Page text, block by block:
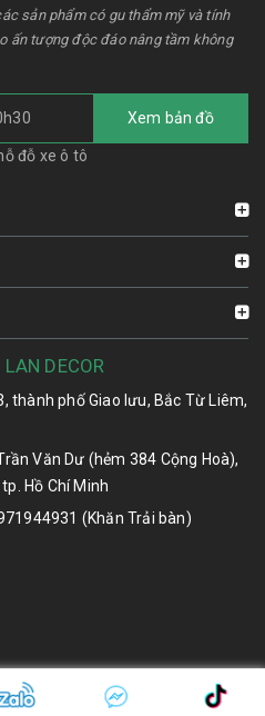
sản phẩm có gu thẩm mỹ và tính
ấn tượng độc đáo nâng tầm không
Xem bản đồ
đỗ xe ô tô
DECOR
thành phố Giao lưu, Bắc Từ Liêm,
Văn Dư (hẻm 384 Cộng Hoà),
Hồ Chí Minh
(Khăn Trải bàn)